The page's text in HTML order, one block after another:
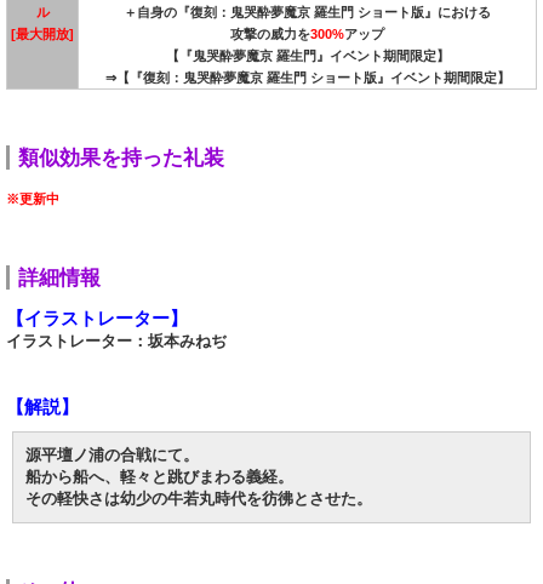
ル
[最大開放]
＋自身の『復刻：鬼哭酔夢魔京 羅生門 ショート版』における
攻撃の威力を300%アップ
【『鬼哭酔夢魔京 羅生門』イベント期間限定】
⇒【『復刻：鬼哭酔夢魔京 羅生門 ショート版』イベント期間限定】
類似効果を持った礼装
※更新中
詳細情報
【イラストレーター】
イラストレーター：坂本みねぢ
【解説】
源平壇ノ浦の合戦にて。
船から船へ、軽々と跳びまわる義経。
その軽快さは幼少の牛若丸時代を彷彿とさせた。